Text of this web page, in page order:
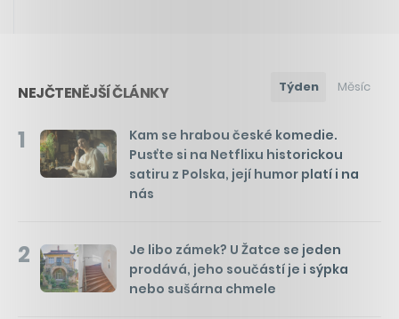
NEJČTENĚJŠÍ ČLÁNKY Týden Měsíc
1
Kam se hrabou české komedie.
Pusťte si na Netflixu historickou
satiru z Polska, její humor platí i na
nás
2
Je libo zámek? U Žatce se jeden
prodává, jeho součástí je i sýpka
nebo sušárna chmele